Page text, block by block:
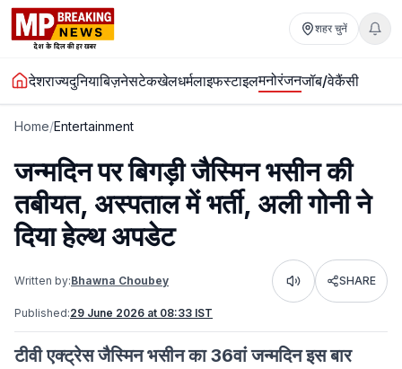
शहर चुनें
देशराज्यदुनियाबिज़नेसटेकखेलधर्मलाइफस्टाइलमनोरंजनजॉब/वेकैंसी
Home/Entertainment
जन्मदिन पर बिगड़ी जैस्मिन भसीन की
तबीयत, अस्पताल में भर्ती, अली गोनी ने
दिया हेल्थ अपडेट
Written by:Bhawna Choubey Listen SHARE
Published:29 June 2026 at 08:33 IST
टीवी एक्ट्रेस जैस्मिन भसीन का 36वां जन्मदिन इस बार